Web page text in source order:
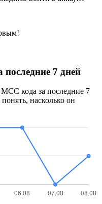
7 дней
кода за последние 7
насколько он